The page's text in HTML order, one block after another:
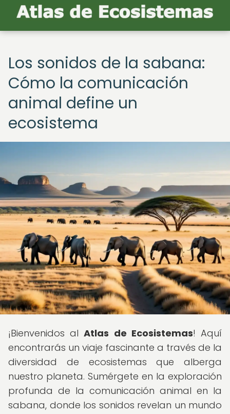
Los sonidos de la sabana:
Cómo la comunicación
animal define un
ecosistema
¡Bienvenidos alAtlas de Ecosistemas! Aquí
encontrarás un viaje fascinante a través de la
diversidad de ecosistemas que alberga
nuestro planeta. Sumérgete en la exploración
profunda de la comunicación animal en la
sabana, donde los sonidos revelan un mundo